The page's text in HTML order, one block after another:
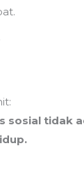
sosial tidak